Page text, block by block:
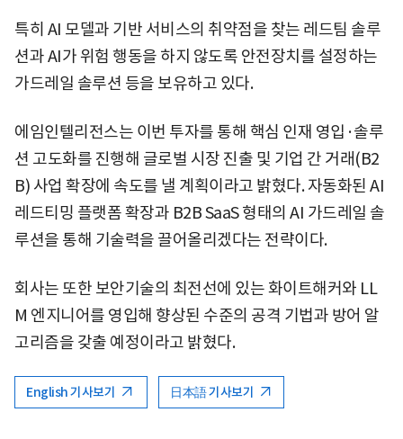
특히 AI 모델과 기반 서비스의 취약점을 찾는 레드팀 솔루
션과 AI가 위험 행동을 하지 않도록 안전장치를 설정하는
가드레일 솔루션 등을 보유하고 있다.
에임인텔리전스는 이번 투자를 통해 핵심 인재 영입·솔루
션 고도화를 진행해 글로벌 시장 진출 및 기업 간 거래(B2
B) 사업 확장에 속도를 낼 계획이라고 밝혔다. 자동화된 AI
레드티밍 플랫폼 확장과 B2B SaaS 형태의 AI 가드레일 솔
루션을 통해 기술력을 끌어올리겠다는 전략이다.
회사는 또한 보안기술의 최전선에 있는 화이트해커와 LL
M 엔지니어를 영입해 향상된 수준의 공격 기법과 방어 알
고리즘을 갖출 예정이라고 밝혔다.
English 기사보기 日本語 기사보기